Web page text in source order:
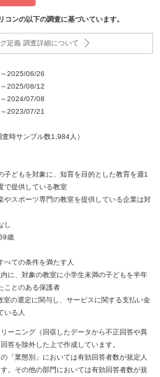
ンの以下の調査に基づいています。
定義 調査詳細について
2025/06/26
2025/08/12
2024/07/08
2023/07/21
時サンプル数1,984人）
子どもを対象に、知育を目的とした教育を週1
で提供している教室
やスポーツ専門の教室を提供している企業は対
し
歳
べての条件を満たす人
に、対象の教室に小学生未満の子どもを半年
ことのある保護者
室の選定に関与し、サービスに関する支払い金
いる人
ーニング（回収したデータから不正回答や異
答を除外した上で作成しています。
「業態別」においては有効回答者数が規定人
。その他の部門においては有効回答者数が規